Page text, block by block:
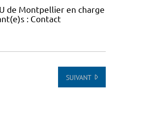
de Montpellier en charge
: Contact
SUIVANT